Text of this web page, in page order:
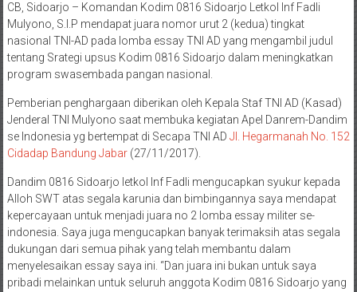
CB, Sidoarjo – Komandan Kodim 0816 Sidoarjo Letkol Inf Fadli
Mulyono, S.I.P mendapat juara nomor urut 2 (kedua) tingkat
nasional TNI-AD pada lomba essay TNI AD yang mengambil judul
tentang Srategi upsus Kodim 0816 Sidoarjo dalam meningkatkan
program swasembada pangan nasional.
Pemberian penghargaan diberikan oleh Kepala Staf TNI AD (Kasad)
Jenderal TNI Mulyono saat membuka kegiatan Apel Danrem-Dandim
se Indonesia yg bertempat di Secapa TNI AD Jl. Hegarmanah No. 152
Cidadap Bandung Jabar(27/11/2017).
Dandim 0816 Sidoarjo letkol Inf Fadli mengucapkan syukur kepada
Alloh SWT atas segala karunia dan bimbingannya saya mendapat
kepercayaan untuk menjadi juara no 2 lomba essay militer se-
indonesia. Saya juga mengucapkan banyak terimaksih atas segala
dukungan dari semua pihak yang telah membantu dalam
menyelesaikan essay saya ini. “Dan juara ini bukan untuk saya
pribadi melainkan untuk seluruh anggota Kodim 0816 Sidoarjo yang